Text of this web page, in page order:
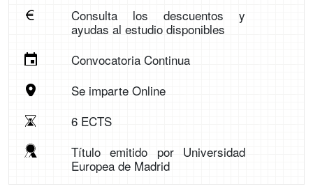
Consulta los descuentos y
ayudas al estudio disponibles
Convocatoria Continua
Se imparte Online
6 ECTS
Título emitido por Universidad
Europea de Madrid